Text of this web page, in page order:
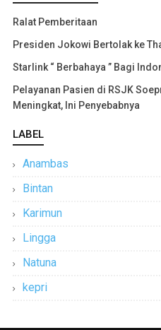
Ralat Pemberitaan
Presiden Jokowi Bertolak ke
Starlink “ Berbahaya ” Bagi
Pelayanan Pasien di RSJK
Meningkat, Ini Penyebabnya
LABEL
Anambas
Bintan
Karimun
Lingga
Natuna
kepri